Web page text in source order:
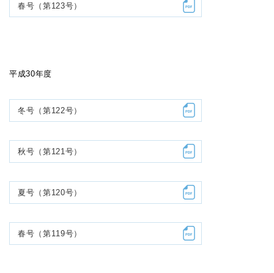
春号（第123号）
平成30年度
冬号（第122号）
秋号（第121号）
夏号（第120号）
春号（第119号）